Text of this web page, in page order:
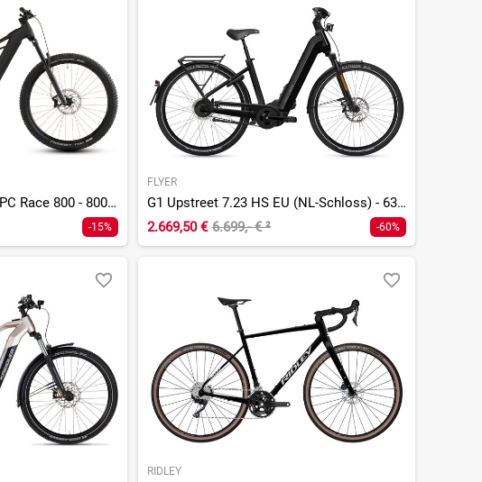
Stereo Hybrid ONE44 HPC Race 800 - 800 Wh - 27,5 Zoll - Fully
-15%
FLYER
G1 Upstreet 7.23 HS EU (NL-Schloss) - 630 Wh - 28 Zoll - Tiefeinsteiger
2.669,50 € 6.699,- €² -60%
RIDLEY